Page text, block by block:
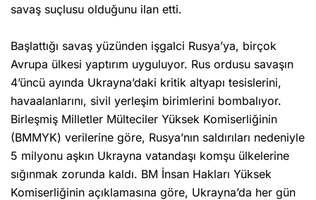
savaş suçlusu olduğunu ilan etti.
Başlattığı savaş yüzünden işgalci Rusya’ya, birçok
Avrupa ülkesi yaptırım uyguluyor. Rus ordusu savaşın
4’üncü ayında Ukrayna’daki kritik altyapı tesislerini,
havaalanlarını, sivil yerleşim birimlerini bombalıyor.
Birleşmiş Milletler Mülteciler Yüksek Komiserliğinin
(BMMYK) verilerine göre, Rusya’nın saldırıları nedeniyle
5 milyonu aşkın Ukrayna vatandaşı komşu ülkelerine
sığınmak zorunda kaldı. BM İnsan Hakları Yüksek
Komiserliğinin açıklamasına göre, Ukrayna’da her gün